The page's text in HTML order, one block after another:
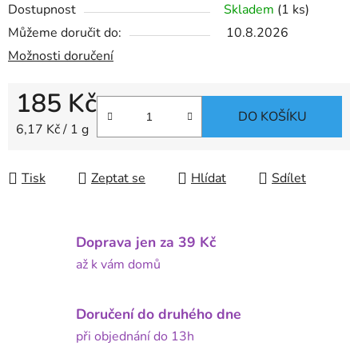
Dostupnost Skladem (1 ks)
Můžeme doručit do:
10.8.2026
Možnosti doručení
185 Kč
Měrná cena:
6,17 Kč / 1 g
DO KOŠÍKU
Tisk Zeptat se Hlídat Sdílet
Doprava jen za 39 Kč
až k vám domů
Doručení do druhého dne
při objednání do 13h